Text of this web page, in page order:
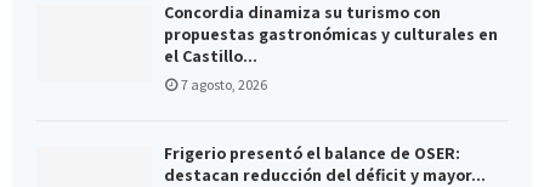
Concordia dinamiza su turismo con
propuestas gastronómicas y culturales en
el Castillo...
7 agosto, 2026
Frigerio presentó el balance de OSER:
destacan reducción del déficit y mayor...